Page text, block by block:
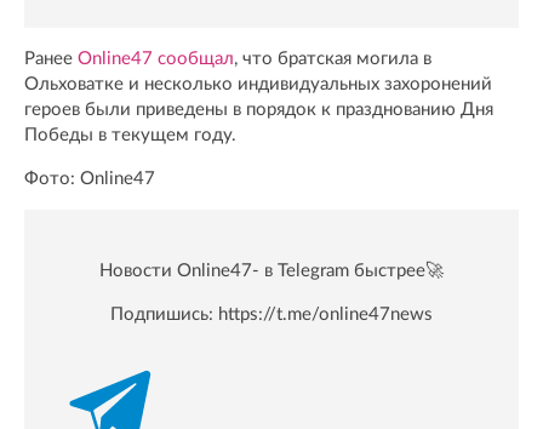
Ранее Online47 сообщал, что братская могила в
Ольховатке и несколько индивидуальных захоронений
героев были приведены в порядок к празднованию Дня
Победы в текущем году.
Фото: Online47
Новости Online47- в Telegram быстрее🚀
Подпишись: https://t.me/online47news